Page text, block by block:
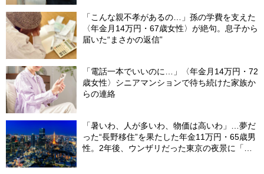
「こんな親不孝があるの…」孫の学費を支えた
〈年金月14万円・67歳女性〉が絶句。息子から
届いた“まさかの返信”
「電話一本でいいのに…」〈年金月14万円・72
歳女性〉シニアマンションで待ち続けた家族か
らの連絡
「暑いわ、人が多いわ、物価は高いわ」…夢だ
った“長野移住”を果たした年金11万円・65歳男
性。2年後、ウンザリだった東京の夜景に「癒